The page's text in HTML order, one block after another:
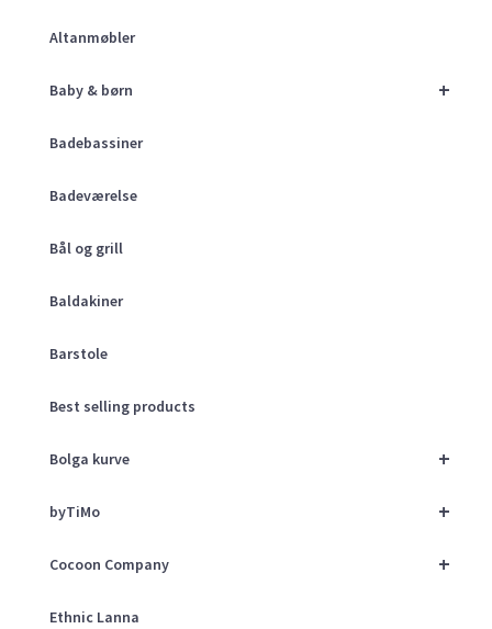
Altanmøbler
+
Baby & børn
Badebassiner
Badeværelse
Bål og grill
Baldakiner
Barstole
Best selling products
+
Bolga kurve
+
byTiMo
+
Cocoon Company
Ethnic Lanna